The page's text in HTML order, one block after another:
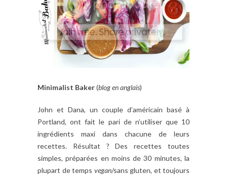
Minimalist Baker(blog en anglais)
John et Dana, un couple d’américain basé à
Portland, ont fait le pari de n’utiliser que 10
ingrédients maxi dans chacune de leurs
recettes. Résultat ? Des recettes toutes
simples, préparées en moins de 30 minutes, la
plupart de temps vegan/sans gluten, et toujours